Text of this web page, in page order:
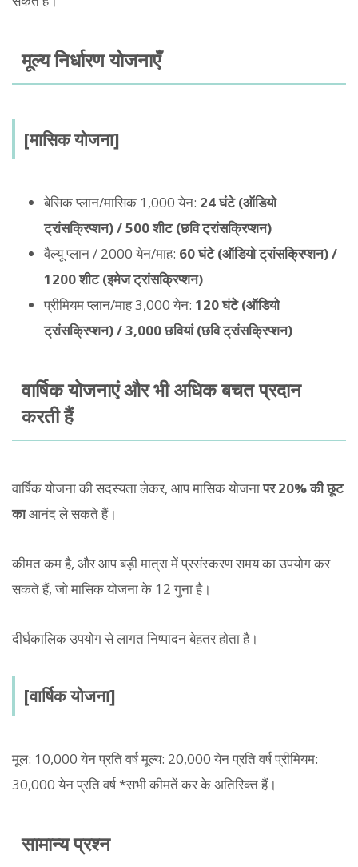
मूल्य निर्धारण योजनाएँ
[मासिक योजना]
बेसिक प्लान/मासिक 1,000 येन: 24 घंटे (ऑडियो
ट्रांसक्रिप्शन) / 500 शीट (छवि ट्रांसक्रिप्शन)
वैल्यू प्लान / 2000 येन/माह: 60 घंटे (ऑडियो ट्रांसक्रिप्शन) /
1200 शीट (इमेज ट्रांसक्रिप्शन)
प्रीमियम प्लान/माह 3,000 येन: 120 घंटे (ऑडियो
ट्रांसक्रिप्शन) / 3,000 छवियां (छवि ट्रांसक्रिप्शन)
वार्षिक योजनाएं और भी अधिक बचत प्रदान
करती हैं
वार्षिक योजना की सदस्यता लेकर, आप मासिक योजनापर 20% की छूट
काआनंद ले सकते हैं।
कीमत कम है, और आप बड़ी मात्रा में प्रसंस्करण समय का उपयोग कर
सकते हैं, जो मासिक योजना के 12 गुना है।
दीर्घकालिक उपयोग से लागत निष्पादन बेहतर होता है।
[वार्षिक योजना]
मूल: 10,000 येन प्रति वर्ष मूल्य: 20,000 येन प्रति वर्ष प्रीमियम:
30,000 येन प्रति वर्ष *सभी कीमतें कर के अतिरिक्त हैं।
सामान्य प्रश्न